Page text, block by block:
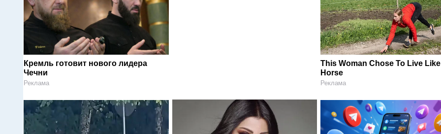
Кремль готовит нового лидера
Чечни
Реклама
This Woman Chose To Live
Horse
Реклама